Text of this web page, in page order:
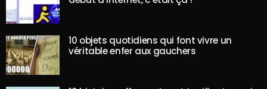
10 objets quotidiens qui font vivre un
véritable enfer aux gauchers